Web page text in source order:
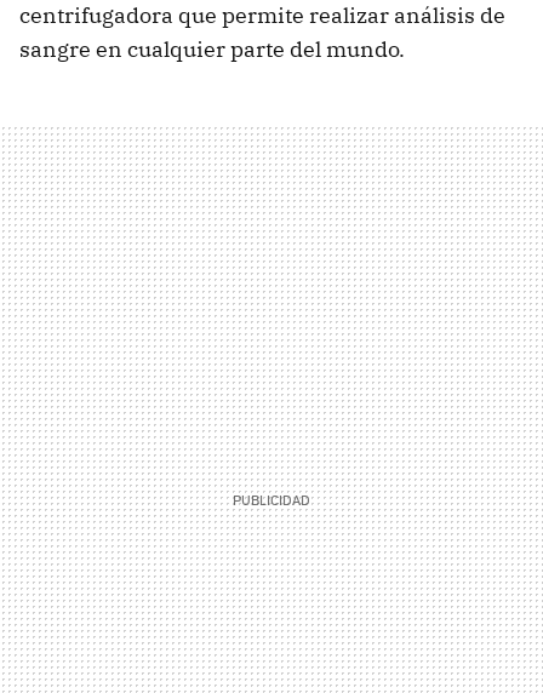
centrifugadora que permite realizar análisis de
sangre en cualquier parte del mundo.